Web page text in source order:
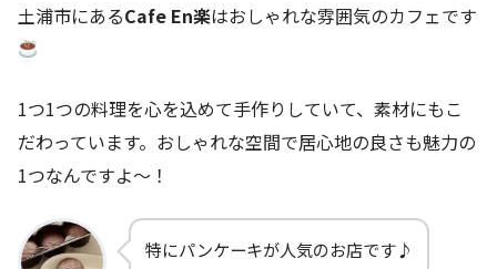
土浦市にあるCafe En楽はおしゃれな雰囲気のカフェです
1つ1つの料理を心を込めて手作りしていて、素材にもこ
だわっています。おしゃれな空間で居心地の良さも魅力の
1つなんですよ～！
特にパンケーキが人気のお店です♪